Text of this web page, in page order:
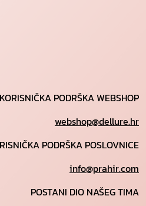
KORISNIČKA PODRŠKA WEBSHOP
webshop@dellure.hr
PODRŠKA POSLOVNICE
info@prahir.com
POSTANI DIO NAŠEG TIMA